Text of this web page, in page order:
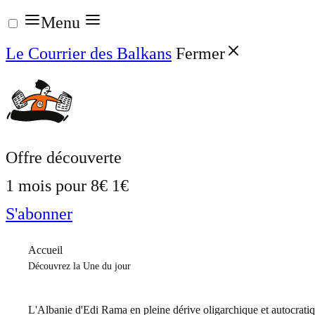
Aller
au
contenu
Menu
Le Courrier des Balkans Fermer
Offre découverte
1 mois pour 8€ 1€
S'abonner
Accueil
Découvrez la Une du jour
L'Albanie d'Edi Rama en pleine dérive oligarchique et